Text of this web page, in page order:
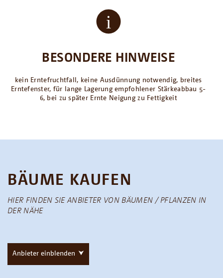
BESONDERE HINWEISE
kein Erntefruchtfall, keine Ausdünnung notwendig, breites
Erntefenster, für lange Lagerung empfohlener Stärkeabbau 5-
6, bei zu später Ernte Neigung zu Fettigkeit
BÄUME KAUFEN
HIER FINDEN SIE ANBIETER VON BÄUMEN / PFLANZEN IN
DER NÄHE
Anbieter einblenden